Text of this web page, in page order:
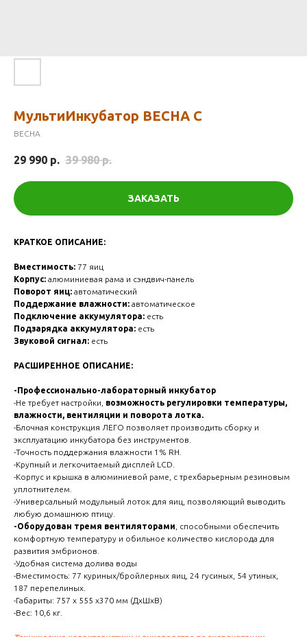
МультиИнкубатор ВЕСНА C
ВЕСНА
29 990 р. 39 980 р.
ЗАКАЗАТЬ
КРАТКОЕ ОПИСАНИЕ:
Вместимость: 77 яиц
Корпус: алюминиевая рама и сэндвич-панель
Поворот яиц: автоматический
Поддержание влажности: автоматическое
Подключение аккумулятора: есть
Подзарядка аккумулятора: есть
Звуковой сигнал: есть
РАСШИРЕННОЕ ОПИСАНИЕ:
-Профессионально-лабораторный инкубатор
-Не требует настройки, возможность регулировки температуры,
влажности, вентиляции и поворота лотка.
-Блочная конструкция ЛЕГО позволяет производить сборку и
эксплуатацию инкубатора без инструментов.
-Точность поддержания влажности 1% RH.
-Крупный и легкочитаемый дисплей LCD.
-Корпус и крышка в алюминиевой раме, с трехбарьерным резиновым
уплотнителем.
-Универсальный модульный лоток для яиц, позволяющий выводить
любую домашнюю птицу.
-Оборудован тремя вентиляторами , способными обеспечить
комфортную температуру и обильное количество кислорода для
развития эмбрионов.
-Удобная система долива воды
-Вместимость: 77 куриных/бройлерных яиц, 24 гусиных, 54 утиных,
187 перепелиных.
-Габариты: 757 х 555 х370 мм (ДхШхВ)
-Вес: 10,6 кг.